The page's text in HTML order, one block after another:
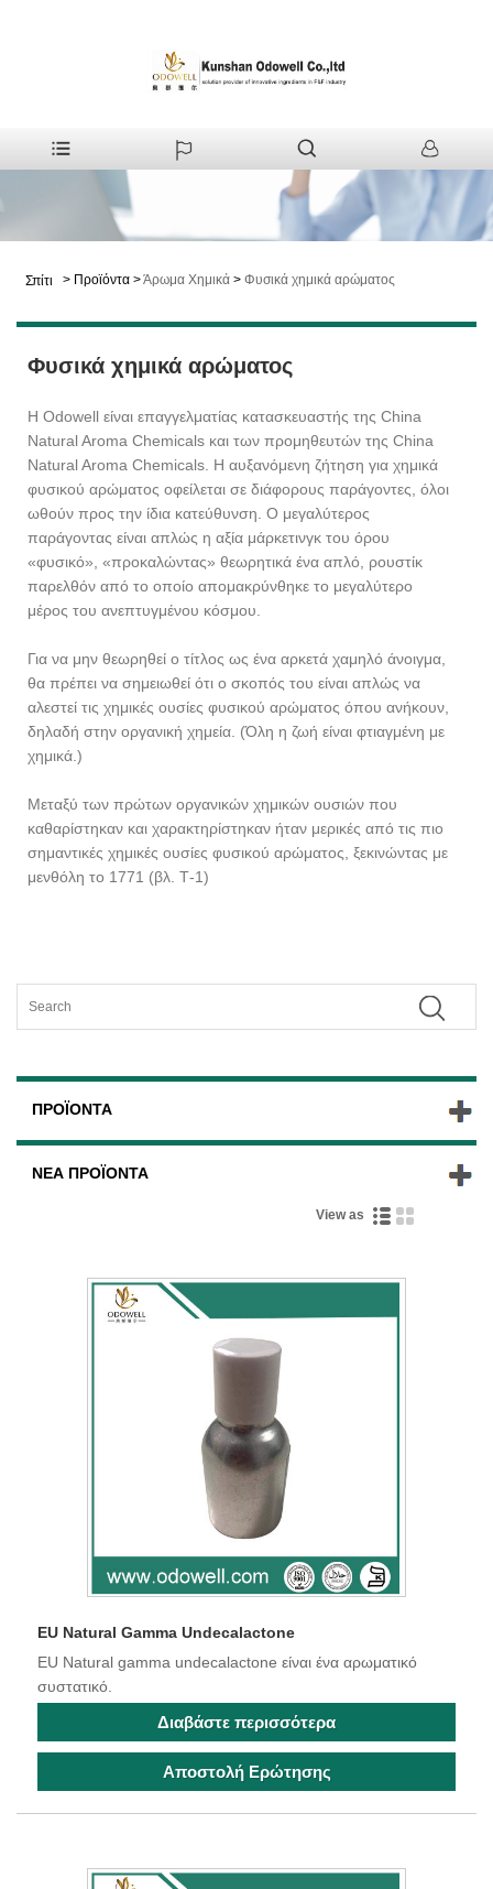
Σπίτι > Προϊόντα >Άρωμα Χημικά > Φυσικά χημικά αρώματος
Φυσικά χημικά αρώματος
Η Odowell είναι επαγγελματίας κατασκευαστής της China
Natural Aroma Chemicals και των προμηθευτών της China
Natural Aroma Chemicals. Η αυξανόμενη ζήτηση για χημικά
φυσικού αρώματος οφείλεται σε διάφορους παράγοντες, όλοι
ωθούν προς την ίδια κατεύθυνση. Ο μεγαλύτερος
παράγοντας είναι απλώς η αξία μάρκετινγκ του όρου
«φυσικό», «προκαλώντας» θεωρητικά ένα απλό, ρουστίκ
παρελθόν από το οποίο απομακρύνθηκε το μεγαλύτερο
μέρος του ανεπτυγμένου κόσμου.
Για να μην θεωρηθεί ο τίτλος ως ένα αρκετά χαμηλό άνοιγμα,
θα πρέπει να σημειωθεί ότι ο σκοπός του είναι απλώς να
αλεστεί τις χημικές ουσίες φυσικού αρώματος όπου ανήκουν,
δηλαδή στην οργανική χημεία. (Όλη η ζωή είναι φτιαγμένη με
χημικά.)
Μεταξύ των πρώτων οργανικών χημικών ουσιών που
καθαρίστηκαν και χαρακτηρίστηκαν ήταν μερικές από τις πιο
σημαντικές χημικές ουσίες φυσικού αρώματος, ξεκινώντας με
μενθόλη το 1771 (βλ. Τ-1)
ΠΡΟΪΌΝΤΑ
ΝΈΑ ΠΡΟΪΌΝΤΑ
View as
EU Natural Gamma Undecalactone
EU Natural gamma undecalactone είναι ένα αρωματικό
συστατικό.
Διαβάστε περισσότερα
Αποστολή Ερώτησης